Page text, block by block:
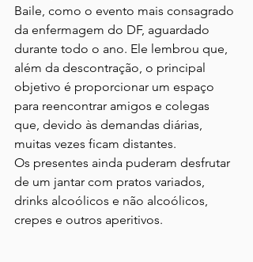
Baile, como o evento mais consagrado
da enfermagem do DF, aguardado
durante todo o ano. Ele lembrou que,
além da descontração, o principal
objetivo é proporcionar um espaço
para reencontrar amigos e colegas
que, devido às demandas diárias,
muitas vezes ficam distantes.
Os presentes ainda puderam desfrutar
de um jantar com pratos variados,
drinks alcoólicos e não alcoólicos,
crepes e outros aperitivos.